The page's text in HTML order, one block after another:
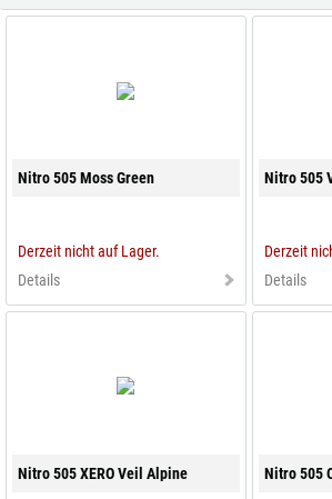
Nitro 505 Moss Green
Derzeit nicht auf Lager.
Details
Nitro 505
Derzeit
Details
Nitro 505 XERO Veil Alpine Nitro 505
Alle verfügbaren